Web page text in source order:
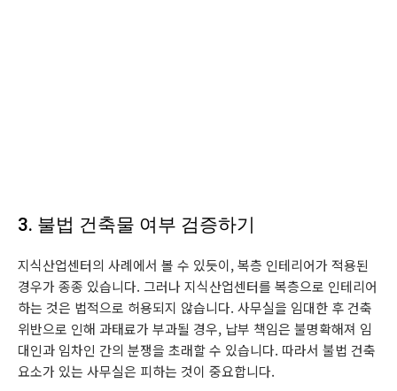
3. 불법 건축물 여부 검증하기
지식산업센터의 사례에서 볼 수 있듯이, 복층 인테리어가 적용된
경우가 종종 있습니다. 그러나 지식산업센터를 복층으로 인테리어
하는 것은 법적으로 허용되지 않습니다. 사무실을 임대한 후 건축
위반으로 인해 과태료가 부과될 경우, 납부 책임은 불명확해져 임
대인과 임차인 간의 분쟁을 초래할 수 있습니다. 따라서 불법 건축
요소가 있는 사무실은 피하는 것이 중요합니다.